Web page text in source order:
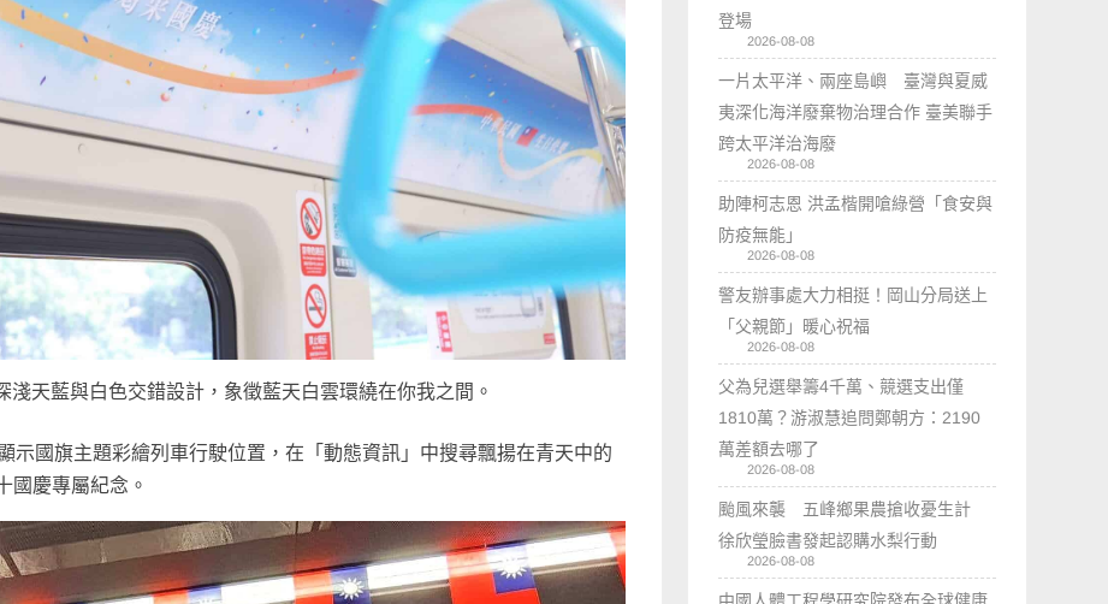
淺天藍與白色交錯設計，象徵藍天白雲環繞在你我之間。
示國旗主題彩繪列車行駛位置，在「動態資訊」中搜尋飄揚在青天中的
國慶專屬紀念。
登場
2026-08-08
一片太平洋、兩座島嶼 臺灣與夏威
夷深化海洋廢棄物治理合作 臺美聯手
跨太平洋治海廢
2026-08-08
助陣柯志恩 洪孟楷開嗆綠營「食安與
防疫無能」
2026-08-08
警友辦事處大力相挺！岡山分局送上
「父親節」暖心祝福
2026-08-08
父為兒選舉籌4千萬、競選支出僅
1810萬？游淑慧追問鄭朝方：2190
萬差額去哪了
2026-08-08
颱風來襲 五峰鄉果農搶收憂生計
徐欣瑩臉書發起認購水梨行動
2026-08-08
中國人體工程學研究院發布全球健康